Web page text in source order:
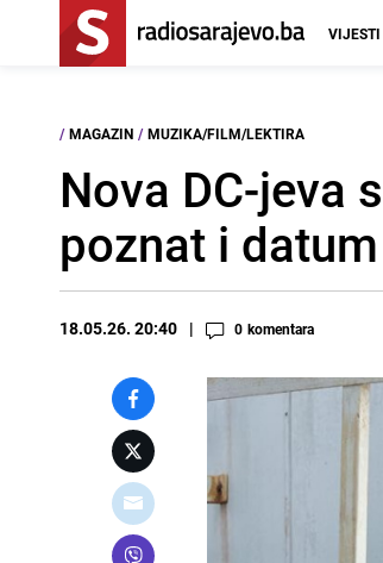
VIJESTI
/ MAGAZIN / MUZIKA/FILM/LEKTIRA
Nova DC-jeva
poznat i
18.05.26. 20:40 0 komentara